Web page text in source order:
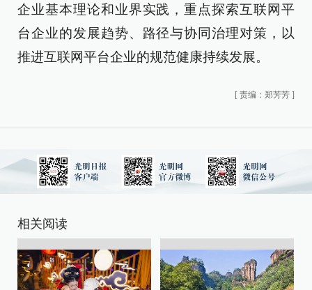
企业基本理论和业界实践，重点探索互联网平
台企业的发展趋势、路径与协同治理对策，以
推进互联网平台企业的规范健康持续发展。
[ 责编：郑芳芳 ]
相关阅读